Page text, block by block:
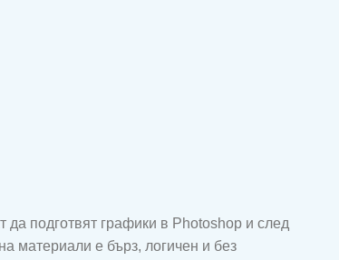
да подготвят графики в Photoshop и след
материали е бърз, логичен и без